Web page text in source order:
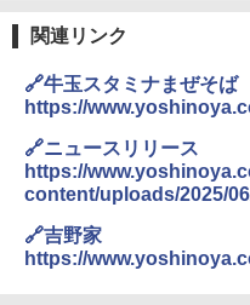
ァミ
ーム
能 自
関連リンク
🔗牛玉スタミナまぜそば
https://
🔗ニュースリリース
https://
content/uploads/2025/
🔗吉野家
https://